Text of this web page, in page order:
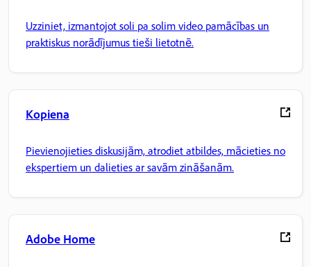
Uzziniet, izmantojot soli pa solim video pamācības un
praktiskus norādījumus tieši lietotnē.
Kopiena
Pievienojieties diskusijām, atrodiet atbildes, mācieties no
ekspertiem un dalieties ar savām zināšanām.
Adobe Home